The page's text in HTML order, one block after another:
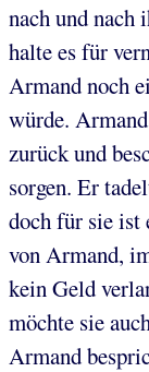
nach und nach
halte es für
Armand noch
würde.
zurück und
sorgen. Er
doch für sie ist
von Armand,
kein Geld
möchte sie
Armand